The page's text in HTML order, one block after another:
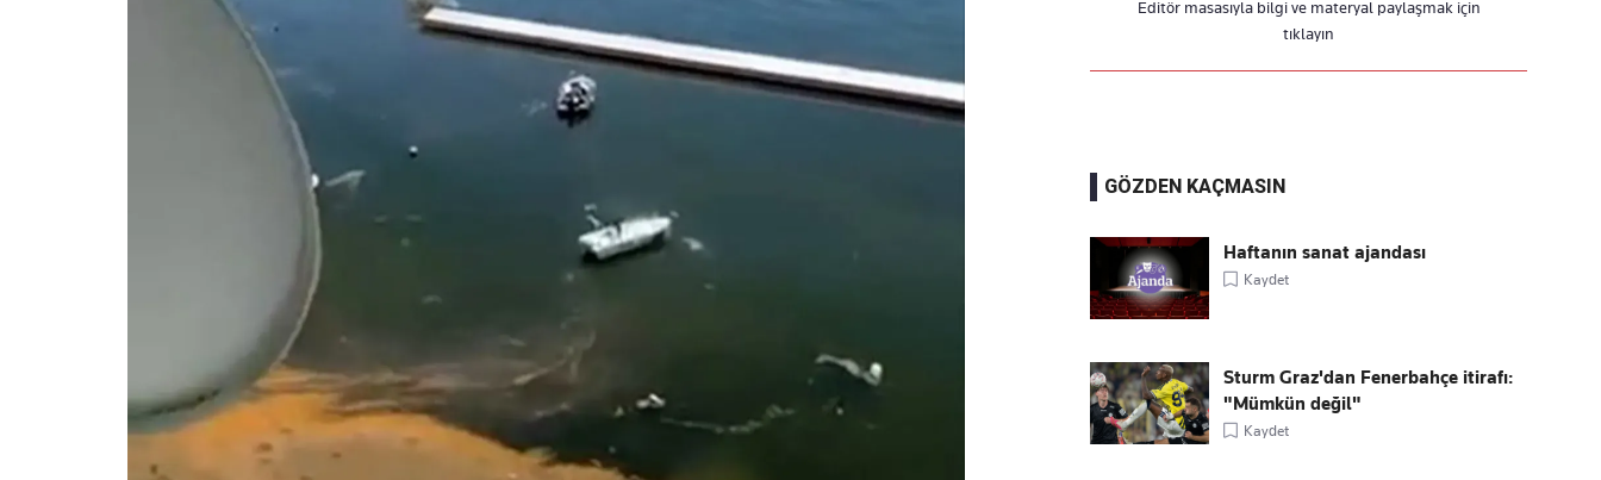
Editör masasıyla bilgi ve materyal paylaşmak için
tıklayın
GÖZDEN KAÇMASIN
Haftanın sanat ajandası
Kaydet
Sturm Graz'dan Fenerbahçe itirafı:
"Mümkün değil"
Kaydet